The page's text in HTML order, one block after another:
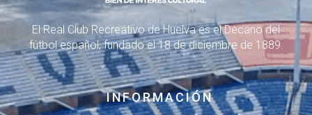
El Real Club Recreativo de Huelva es el Decano del
fútbol español, fundado el 18 de diciembre de 1889.
INFORMACIÓN